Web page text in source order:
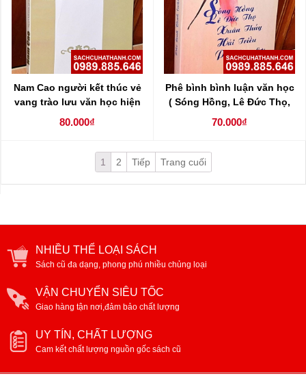
Nam Cao người kết thúc vẻ
vang trào lưu văn học hiện
thực
80.000₫
Phê bình bình luận văn học
( Sóng Hồng, Lê Đức Thọ,
Xuân Thủy, Hải Triều, Phan
70.000₫
1 2 Tiếp Trang cuối
NHIỀU THỂ LOẠI SÁCH
Sách cũ đa dạng, phong phú nhiều chủng loại
VẬN CHUYỂN SIÊU TỐC
Giao hàng tận nơi,đảm bảo chất lượng
UY TÍN, CHẤT LƯỢNG
Cam kết chất lượng nguồn gốc sách cũ